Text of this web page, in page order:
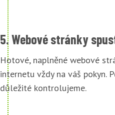
5. Webové stránky
Hotové, naplněné webové
internetu vždy na váš pokyn.
důležité kontrolujeme.